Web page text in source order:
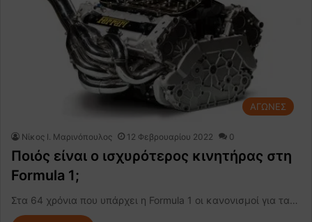
ΑΓΩΝΕΣ
Nίκος Ι. Mαρινόπουλος 12 Φεβρουαρίου 2022 0
Ποιός είναι ο ισχυρότερος κινητήρας στη
Formula 1;
Στα 64 χρόνια που υπάρχει η Formula 1 οι κανονισμοί για τα…